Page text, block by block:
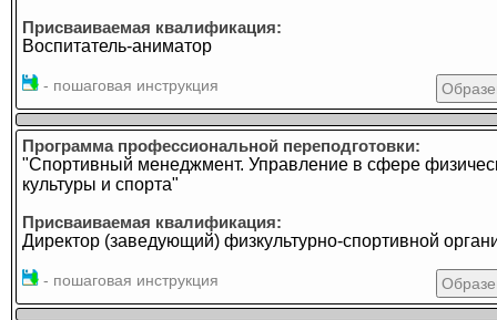
Присваиваемая квалификация:
Воспитатель-аниматор
- пошаговая инструкция
Программа профессиональной переподготовки:
"Спортивный менеджмент. Управление в сфере
культуры и спорта"
Присваиваемая квалификация:
Директор (заведующий) физкультурно-спортивной
- пошаговая инструкция